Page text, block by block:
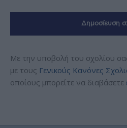
Με την υποβολή του σχολίου
με τους Γενικούς Κανόνες
οποίους μπορείτε να διαβάσετε